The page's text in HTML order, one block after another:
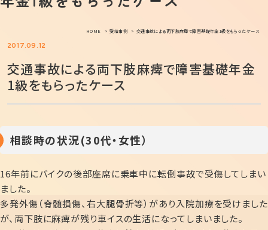
HOME 受給事例 交通事故による両下肢麻痺で障害基礎年金1級をもらったケース
2017.09.12
交通事故による両下肢麻痺で障害基礎年金
1級をもらったケース
相談時の状況(30代・女性）
16年前にバイクの後部座席に乗車中に転倒事故で受傷してしまい
ました。
多発外傷（脊髄損傷、右大腿骨折等）があり入院加療を受けました
が、両下肢に麻痺が残り車イスの生活になってしまいました。